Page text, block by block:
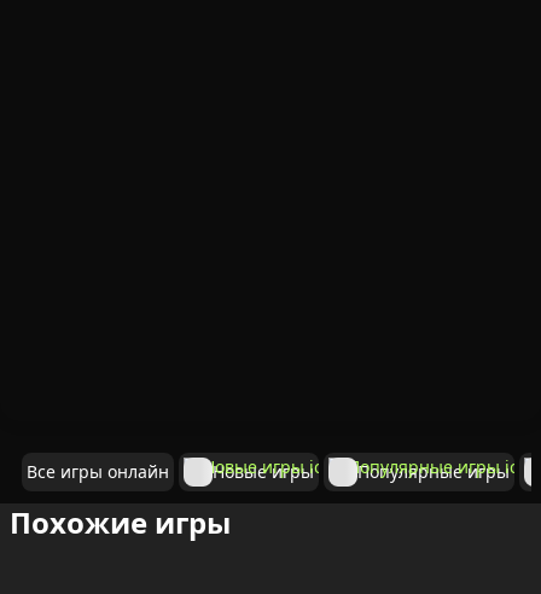
Все игры онлайн Новые игры Популярные игры
Похожие игры